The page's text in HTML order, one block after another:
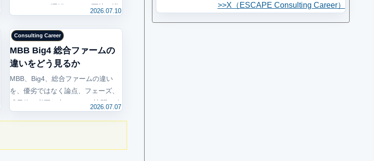
み、ファーム理解、ケース面接、逆
けに回答準備の型、NG例、今日作る
面接メモまで整理します。
2026.07.10
Consulting Career
MBB Big4 総合ファームの
違いをどう見るか
MBB、Big4、総合ファームの違い
を、優劣ではなく論点、フェーズ、
成果物、必要な力、OB/OG訪問で確
2026.07.07
>>X（ESCAPE Consulting Career）